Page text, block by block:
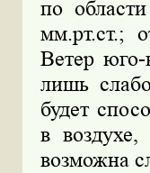
по
мм.рт.ст.;
Ветер
лишь
будет
в
возможна